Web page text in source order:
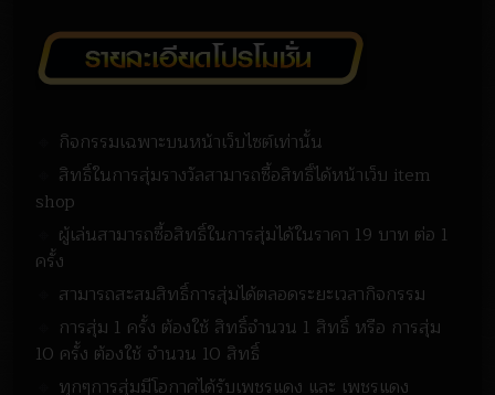
กิจกรรมเฉพาะบนหน้าเว็บไซต์เท่านั้น
สิทธิ์ในการสุ่มรางวัลสามารถซื้อสิทธิ์ได้หน้าเว็บ item
shop
ผู้เล่นสามารถซื้อสิทธิ์ในการสุ่มได้ในราคา 19 บาท ต่อ 1
ครั้ง
สามารถสะสมสิทธิ์การสุ่มได้ตลอดระยะเวลากิจกรรม
การสุ่ม 1 ครั้ง ต้องใช้ สิทธิ์จำนวน 1 สิทธิ์ หรือ การสุ่ม
10 ครั้ง ต้องใช้ จำนวน 10 สิทธิ์
ทุกๆการสุ่มมีโอกาศได้รับเพชรแดง และ เพชรแดง